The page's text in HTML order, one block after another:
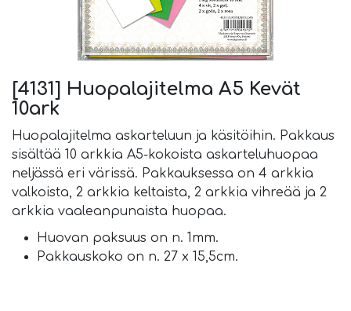
[4131] Huopalajitelma A5 Kevät
10ark
Huopalajitelma askarteluun ja käsitöihin. Pakkaus
sisältää 10 arkkia A5-kokoista askarteluhuopaa
neljässä eri värissä. Pakkauksessa on 4 arkkia
valkoista, 2 arkkia keltaista, 2 arkkia vihreää ja 2
arkkia vaaleanpunaista huopaa.
Huovan paksuus on n. 1mm.
Pakkauskoko on n. 27 x 15,5cm.